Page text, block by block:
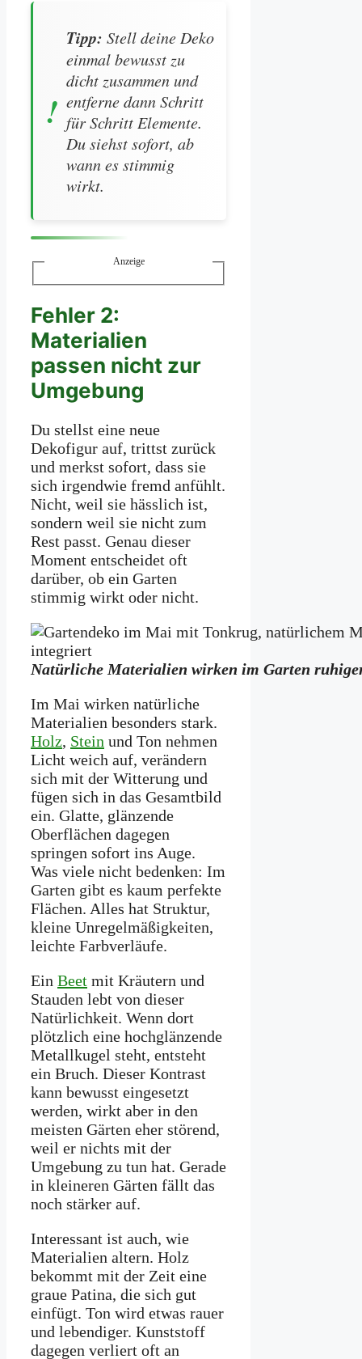
Tipp: Stell deine Deko
einmal bewusst zu
dicht zusammen und
entferne dann Schritt
für Schritt Elemente.
Du siehst sofort, ab
wann es stimmig
wirkt.
Anzeige
Fehler 2:
Materialien
passen nicht zur
Umgebung
Du stellst eine neue
Dekofigur auf, trittst zurück
und merkst sofort, dass sie
sich irgendwie fremd anfühlt.
Nicht, weil sie hässlich ist,
sondern weil sie nicht zum
Rest passt. Genau dieser
Moment entscheidet oft
darüber, ob ein Garten
stimmig wirkt oder nicht.
Natürliche Materialien wirken im Garten
Im Mai wirken natürliche
Materialien besonders stark.
Holz, Stein und Ton nehmen
Licht weich auf, verändern
sich mit der Witterung und
fügen sich in das Gesamtbild
ein. Glatte, glänzende
Oberflächen dagegen
springen sofort ins Auge.
Was viele nicht bedenken: Im
Garten gibt es kaum perfekte
Flächen. Alles hat Struktur,
kleine Unregelmäßigkeiten,
leichte Farbverläufe.
Ein Beet mit Kräutern und
Stauden lebt von dieser
Natürlichkeit. Wenn dort
plötzlich eine hochglänzende
Metallkugel steht, entsteht
ein Bruch. Dieser Kontrast
kann bewusst eingesetzt
werden, wirkt aber in den
meisten Gärten eher störend,
weil er nichts mit der
Umgebung zu tun hat. Gerade
in kleineren Gärten fällt das
noch stärker auf.
Interessant ist auch, wie
Materialien altern. Holz
bekommt mit der Zeit eine
graue Patina, die sich gut
einfügt. Ton wird etwas rauer
und lebendiger. Kunststoff
dagegen verliert oft an